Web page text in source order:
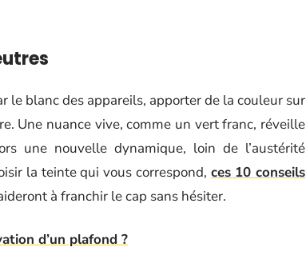
le blanc des appareils, apporter de la couleur sur
Une nuance vive, comme un vert franc, réveille
une nouvelle dynamique, loin de l’austérité
la teinte qui vous correspond, ces 10 conseils
à franchir le cap sans hésiter.
d’un plafond ?